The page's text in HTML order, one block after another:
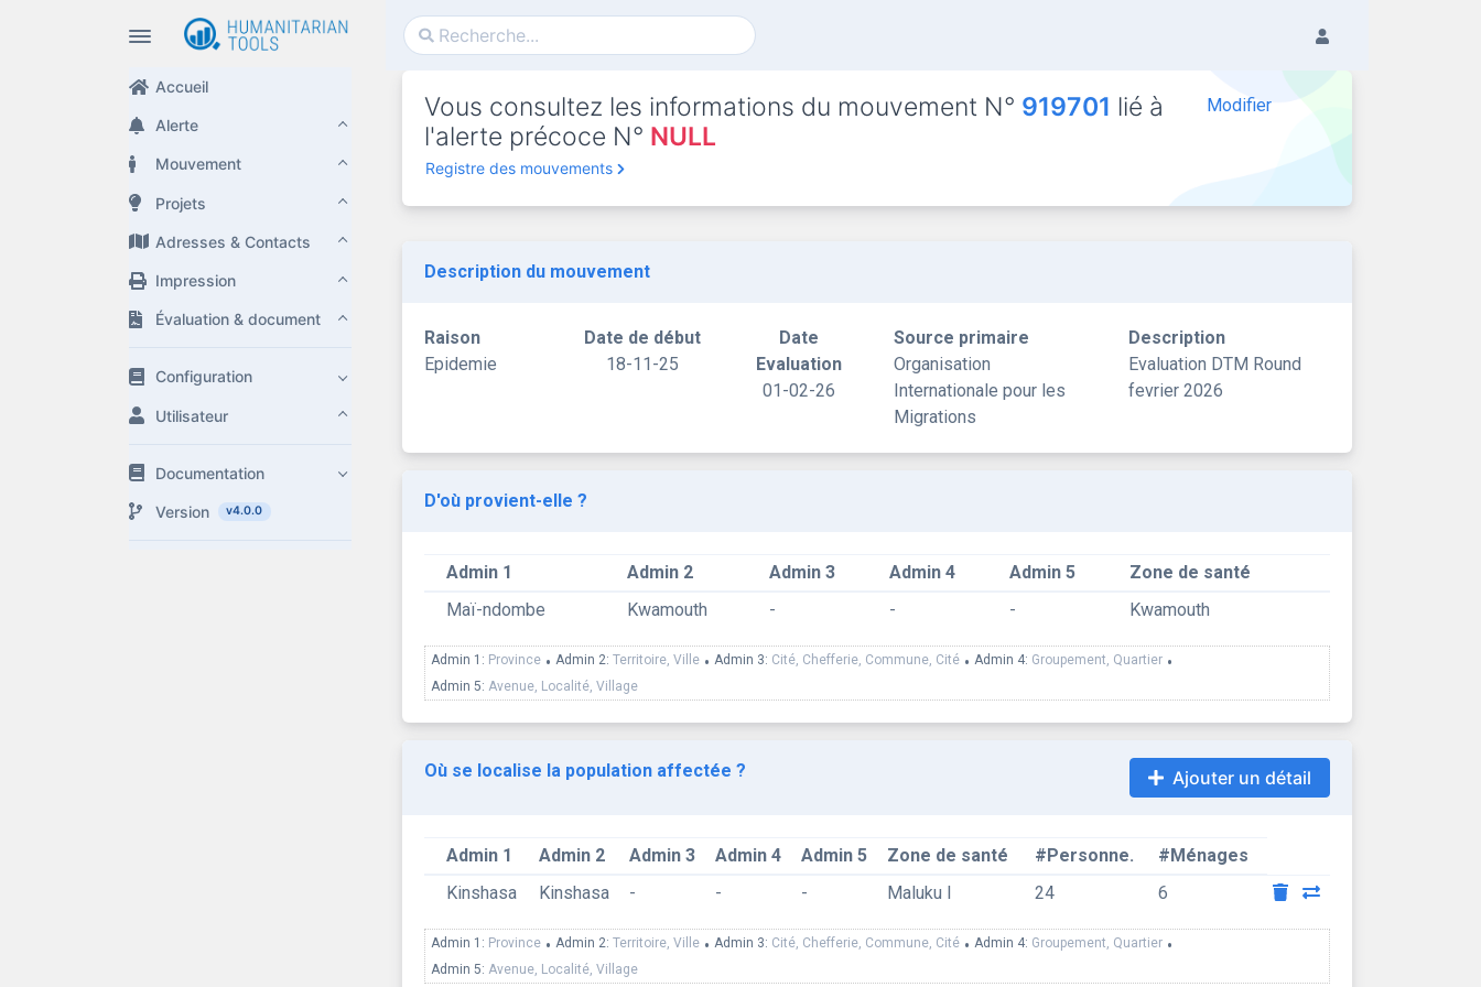
Accueil
Alerte
Mouvement
Projets
Adresses & Contacts
Impression
Évaluation & document
Configuration
Utilisateur
Documentation
Version v4.0.0
Vous consultez les informations du mouvement N° 919701 lié à
l'alerte précoce N° NULL
Registre des mouvements
Modifier
Description du mouvement
Raison
Epidemie
Date de début
18-11-25
Date
Evaluation
01-02-26
Source primaire
Organisation
Internationale pour les
Migrations
Description
Evaluation DTM Round
fevrier 2026
D'où provient-elle ?
Admin 1 Admin 2 Admin 3 Admin 4 Admin 5
Zone de santé
Maï-ndombe
Kwamouth - - - Kwamouth
Admin 1: Province • Admin 2: Territoire, Ville • Admin 3: Cité, Chefferie, Commune, Cité • Admin 4: Groupement, Quartier •
Admin 5: Avenue, Localité, Village
Où se localise la population affectée ? Ajouter un détail
Admin 1 Admin 2 Admin 3 Admin 4 Admin 5 Zone de santé #Personne.
#Ménages
Kinshasa
Kinshasa - - - Maluku I 24 6
Admin 1: Province • Admin 2: Territoire, Ville • Admin 3: Cité, Chefferie, Commune, Cité • Admin 4: Groupement, Quartier •
Admin 5: Avenue, Localité, Village